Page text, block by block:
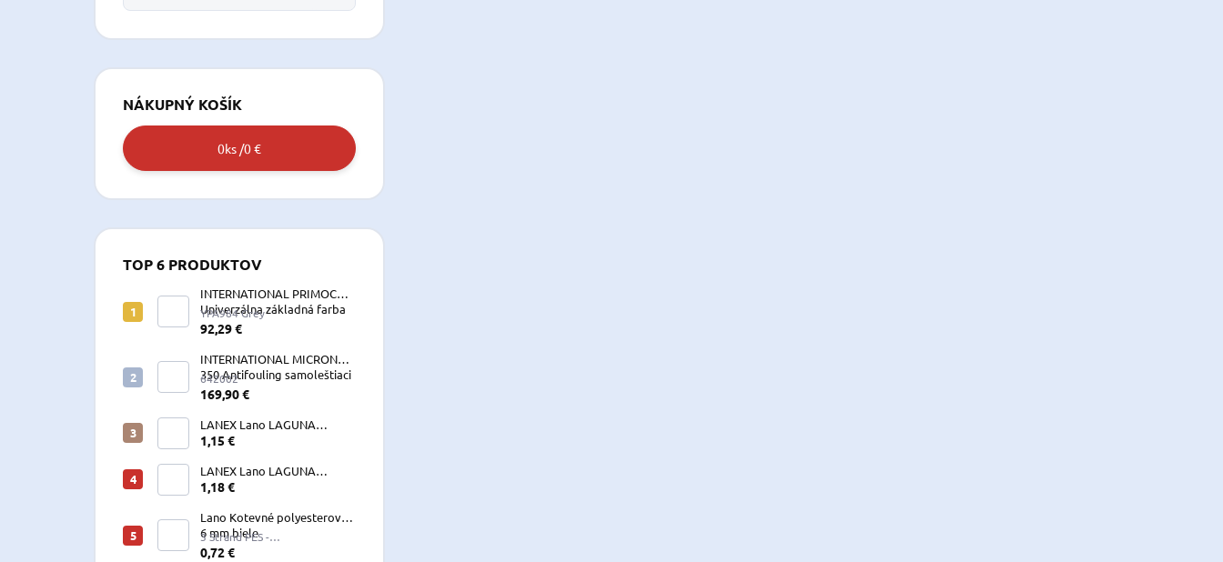
NÁKUPNÝ KOŠÍK
0ks /0 €
TOP 6 PRODUKTOV
INTERNATIONAL PRIMOCON
Univerzálna základná farba
2,5 L sivá
YPA984 Grey
92,29 €
INTERNATIONAL MICRON
350 Antifouling samoleštiaci
2,5 L
642002
169,90 €
LANEX Lano LAGUNA
vyväzovacie, kotevné
1,15 €
LANEX Lano LAGUNA
vyväzovacie, kotevné
1,18 €
Lano Kotevné polyesterové
6 mm biele
3 Strand PES -
W060LKE5A200R (122060)
0,72 €